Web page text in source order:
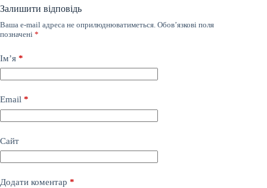
Залишити відповідь
Ваша e-mail адреса не оприлюднюватиметься. Обов’язкові поля
позначені *
Ім’я *
Email *
Сайт
Додати коментар *